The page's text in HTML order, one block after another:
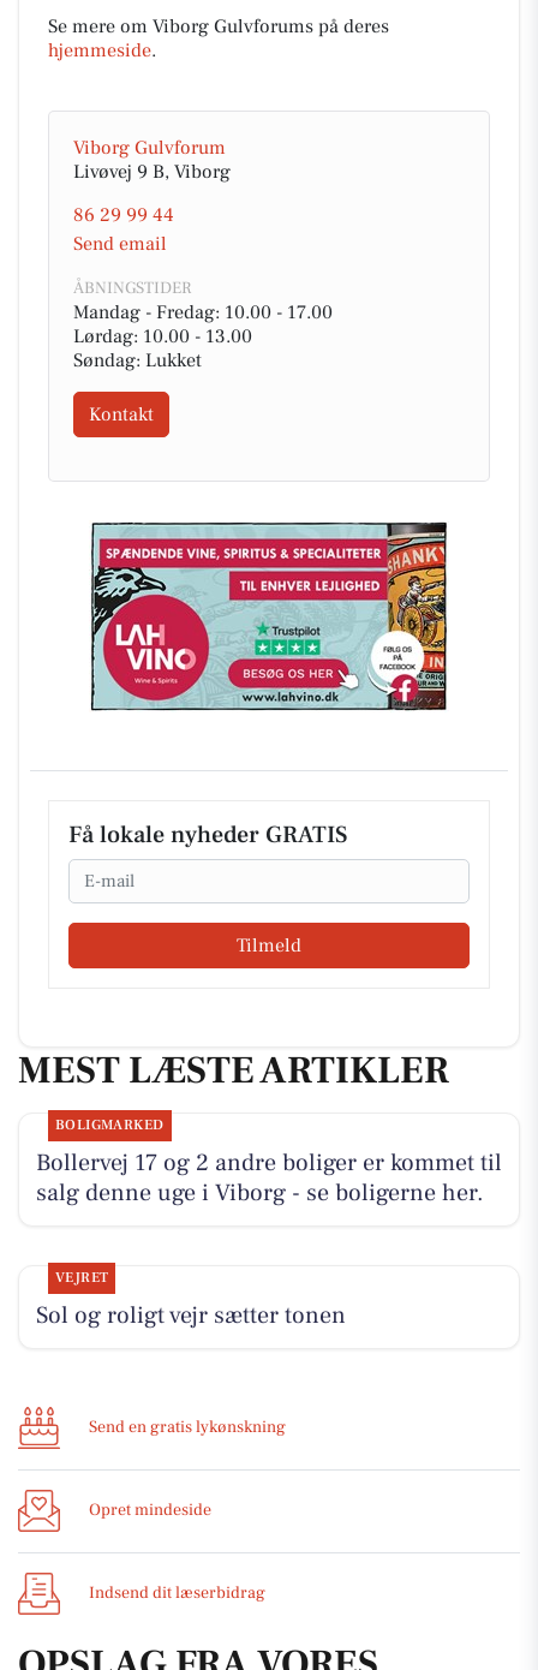
Se mere om Viborg Gulvforums på deres
hjemmeside.
Viborg Gulvforum
Livøvej 9 B, Viborg
86 29 99 44
Send email
ÅBNINGSTIDER
Mandag - Fredag: 10.00 - 17.00
Lørdag: 10.00 - 13.00
Søndag: Lukket
Kontakt
Få lokale nyheder GRATIS
Email
Tilmeld
MEST LÆSTE ARTIKLER
BOLIGMARKED
Bollervej 17 og 2 andre boliger er kommet til
salg denne uge i Viborg - se boligerne her.
VEJRET
Sol og roligt vejr sætter tonen
Send en gratis lykønskning
Opret mindeside
Indsend dit læserbidrag